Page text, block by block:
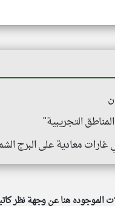
التجريبية"
غارات معادية على
الموجوده هنا عن وجهة نظر